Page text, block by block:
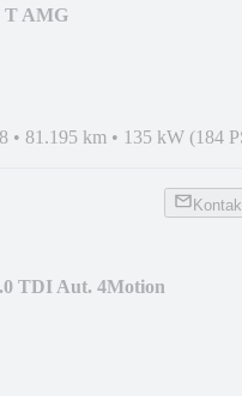
T AMG
• 81.195 km • 135 kW (184
TDI Aut. 4Motion